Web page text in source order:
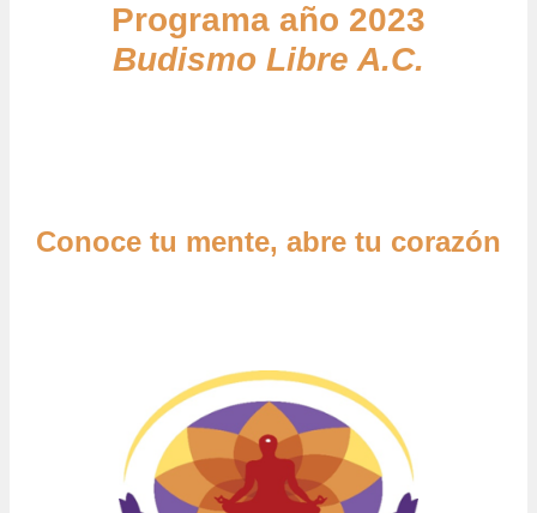
Programa año 2023
Budismo Libre A.C.
Conoce tu mente, abre tu corazón